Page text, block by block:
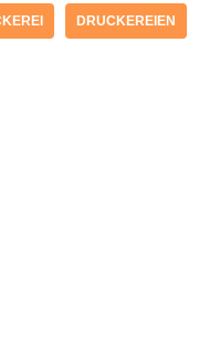
DRUCKEREIEN